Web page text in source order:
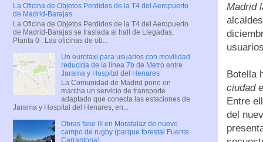
Madrid
Botella
ciudad
Entre
del
La Oficina de Objetos Perdidos de la T4 del Aeropuerto
de Madrid-Barajas
La Oficina de Objetos Perdidos de la T4 del Aeropuerto
de Madrid-Barajas se traslada al hall de Llegadas,
Planta 0 . Las oficinas de ob...
Un eurotaxi para usuarios con movilidad
reducida de la línea 7b de Metro entre
Jarama y Hospital del Henares
La Comunidad de Madrid pone en
marcha un servicio de transporte
adaptado que conecta las estaciones de
Jarama y Hospital del Henares, en...
Obras fase III en Moratalaz de nuevo
campo de rugby (parque forestal Fuente
Carrantona)